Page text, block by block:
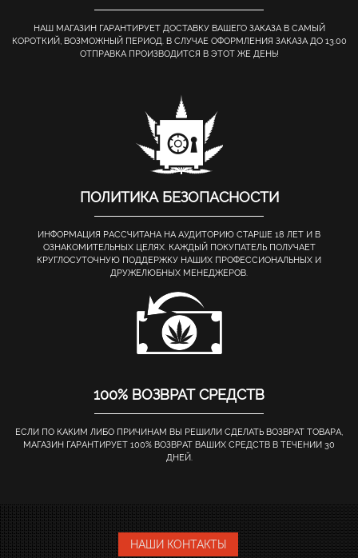
НАШ МАГАЗИН ГАРАНТИРУЕТ ДОСТАВКУ ВАШЕГО ЗАКАЗА В САМЫЙ
КОРОТКИЙ, ВОЗМОЖНЫЙ ПЕРИОД. В СЛУЧАЕ ОФОРМЛЕНИЯ ЗАКАЗА ДО 13.00
ОТПРАВКА ПРОИЗВОДИТСЯ В ЭТОТ ЖЕ ДЕНЬ!
ПОЛИТИКА БЕЗОПАСНОСТИ
ИНФОРМАЦИЯ РАССЧИТАНА НА АУДИТОРИЮ СТАРШЕ 18 ЛЕТ И В
ОЗНАКОМИТЕЛЬНЫХ ЦЕЛЯХ. КАЖДЫЙ ПОКУПАТЕЛЬ ПОЛУЧАЕТ
КРУГЛОСУТОЧНУЮ ПОДДЕРЖКУ НАШИХ ПРОФЕССИОНАЛЬНЫХ И
ДРУЖЕЛЮБНЫХ МЕНЕДЖЕРОВ.
100% ВОЗВРАТ СРЕДСТВ
ЕСЛИ ПО КАКИМ ЛИБО ПРИЧИНАМ ВЫ РЕШИЛИ СДЕЛАТЬ ВОЗВРАТ ТОВАРА,
МАГАЗИН ГАРАНТИРУЕТ 100% ВОЗВРАТ ВАШИХ СРЕДСТВ В ТЕЧЕНИИ 30
ДНЕЙ.
НАШИ КОНТАКТЫ